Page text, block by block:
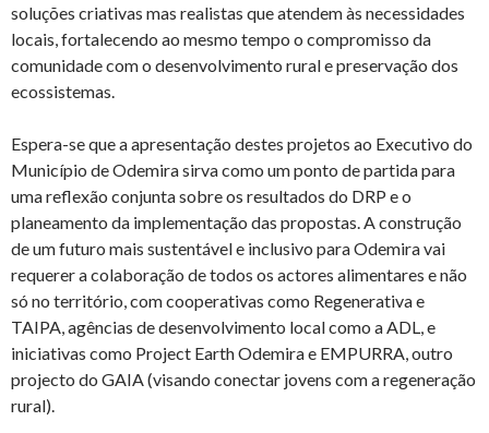
soluções criativas mas realistas que atendem às necessidades
locais, fortalecendo ao mesmo tempo o compromisso da
comunidade com o desenvolvimento rural e preservação dos
ecossistemas.
Espera-se que a apresentação destes projetos ao Executivo do
Município de Odemira sirva como um ponto de partida para
uma reflexão conjunta sobre os resultados do DRP e o
planeamento da implementação das propostas. A construção
de um futuro mais sustentável e inclusivo para Odemira vai
requerer a colaboração de todos os actores alimentares e não
só no território, com cooperativas como Regenerativa e
TAIPA, agências de desenvolvimento local como a ADL, e
iniciativas como Project Earth Odemira e EMPURRA, outro
projecto do GAIA (visando conectar jovens com a regeneração
rural).